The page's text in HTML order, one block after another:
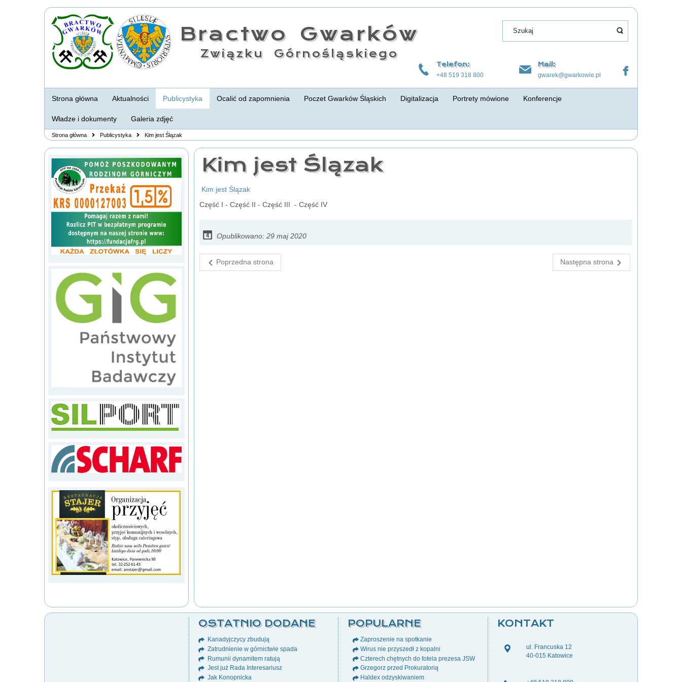
Bractwo Gwarków
Związku Górnośląskiego
Telefon:
+48 519 318 800
Mail:
gwarek@gwarkowie.pl
Strona główna Aktualności Publicystyka Ocalić od zapomnienia Poczet Gwarków Śląskich Digitalizacja Portrety mówione Konferencje
Władze i dokumenty Galeria zdjęć
Strona główna Publicystyka Kim jest Ślązak
Kim jest Ślązak
Kim jest Ślązak
Część I - Część II - Część III - Część IV
Opublikowano: 29 maj 2020
Poprzedna strona Następna strona
OSTATNIO DODANE
Kanadyjczycy zbudują
Zatrudnienie w górnictwie spada
Rumunii dynamitem ratują
Jest już Rada Interesariusz
Jak Konopnicka
POPULARNE
Zaproszenie na spotkanie
Wirus nie przyszedł z kopalni
Czterech chętnych do fotela prezesa JSW
Grzegorz przed Prokuratorią
Haldex odzyskiwaniem
KONTAKT
ul. Francuska 12
40-015 Katowice